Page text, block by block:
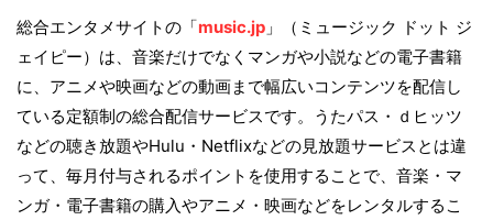
総合エンタメサイトの「music.jp 」（ミュージック ドット ジ
ェイピー）は、音楽だけでなくマンガや小説などの電子書籍
に、アニメや映画などの動画まで幅広いコンテンツを配信し
ている定額制の総合配信サービスです。うたパス・ｄヒッツ
などの聴き放題やHulu・Netflixなどの見放題サービスとは違
って、毎月付与されるポイントを使用することで、音楽・マ
ンガ・電子書籍の購入やアニメ・映画などをレンタルするこ